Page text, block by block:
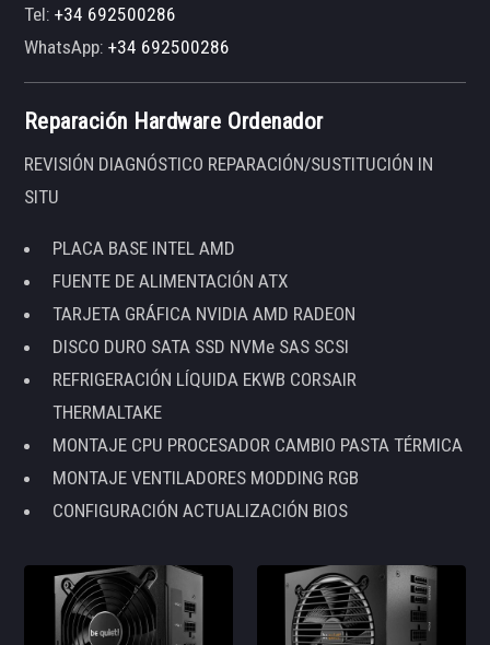
Tel:+34 692500286
WhatsApp:+34 692500286
Reparación Hardware Ordenador
REVISIÓN DIAGNÓSTICO REPARACIÓN/SUSTITUCIÓN IN
SITU
PLACA BASE INTEL AMD
FUENTE DE ALIMENTACIÓN ATX
TARJETA GRÁFICA NVIDIA AMD RADEON
DISCO DURO SATA SSD NVMe SAS SCSI
REFRIGERACIÓN LÍQUIDA EKWB CORSAIR
THERMALTAKE
MONTAJE CPU PROCESADOR CAMBIO PASTA TÉRMICA
MONTAJE VENTILADORES MODDING RGB
CONFIGURACIÓN ACTUALIZACIÓN BIOS